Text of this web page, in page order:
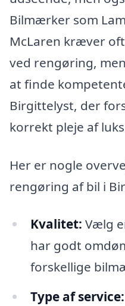
Bilmærker som
McLaren kræver
ved rengøring,
at finde
Birgittelyst, der
korrekt pleje af
Her er nogle
rengøring af bil i
Kvalitet: Vælg
har godt
forskellige
Type af service: